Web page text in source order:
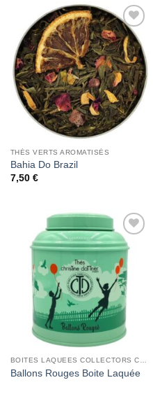
Add to
Wishlist
THÉS VERTS AROMATISÉS
Bahia Do Brazil
7,50 €
Add to
Wishlist
BOITES LAQUEES COLLECTORS CHRISTINE DATTNER
Ballons Rouges Boite Laquée